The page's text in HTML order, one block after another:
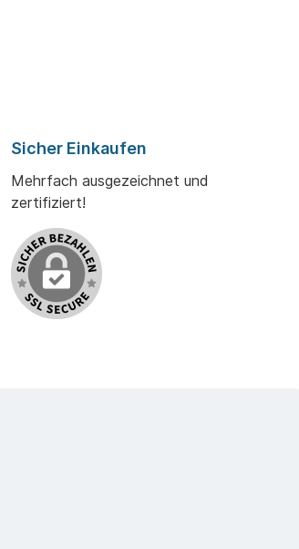
Sicher Einkaufen
Mehrfach ausgezeichnet und
zertifiziert!